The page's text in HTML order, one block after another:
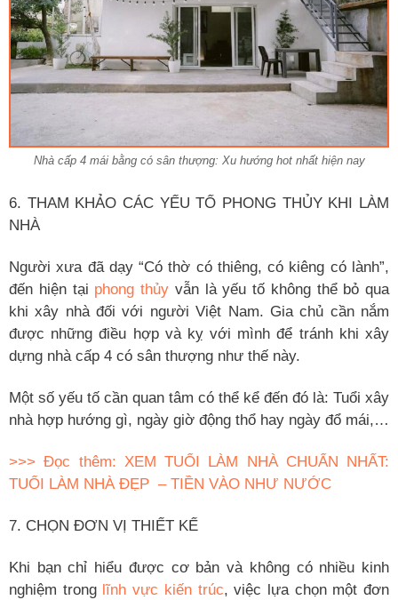
Nhà cấp 4 mái bằng có sân thượng: Xu hướng hot nhất hiện nay
6. THAM KHẢO CÁC YẾU TỐ PHONG THỦY KHI LÀM
NHÀ
Người xưa đã dạy “Có thờ có thiêng, có kiêng có lành”,
đến hiện tại phong thủy vẫn là yếu tố không thể bỏ qua
khi xây nhà đối với người Việt Nam. Gia chủ cần nắm
được những điều hợp và kỵ với mình để tránh khi xây
dựng nhà cấp 4 có sân thượng như thế này.
Một số yếu tố cần quan tâm có thể kể đến đó là: Tuổi xây
nhà hợp hướng gì, ngày giờ động thổ hay ngày đổ mái,…
>>> Đọc thêm: XEM TUỔI LÀM NHÀ CHUẨN NHẤT:
TUỔI LÀM NHÀ ĐẸP – TIỀN VÀO NHƯ NƯỚC
7. CHỌN ĐƠN VỊ THIẾT KẾ
Khi bạn chỉ hiểu được cơ bản và không có nhiều kinh
nghiệm trong lĩnh vực kiến trúc, việc lựa chọn một đơn